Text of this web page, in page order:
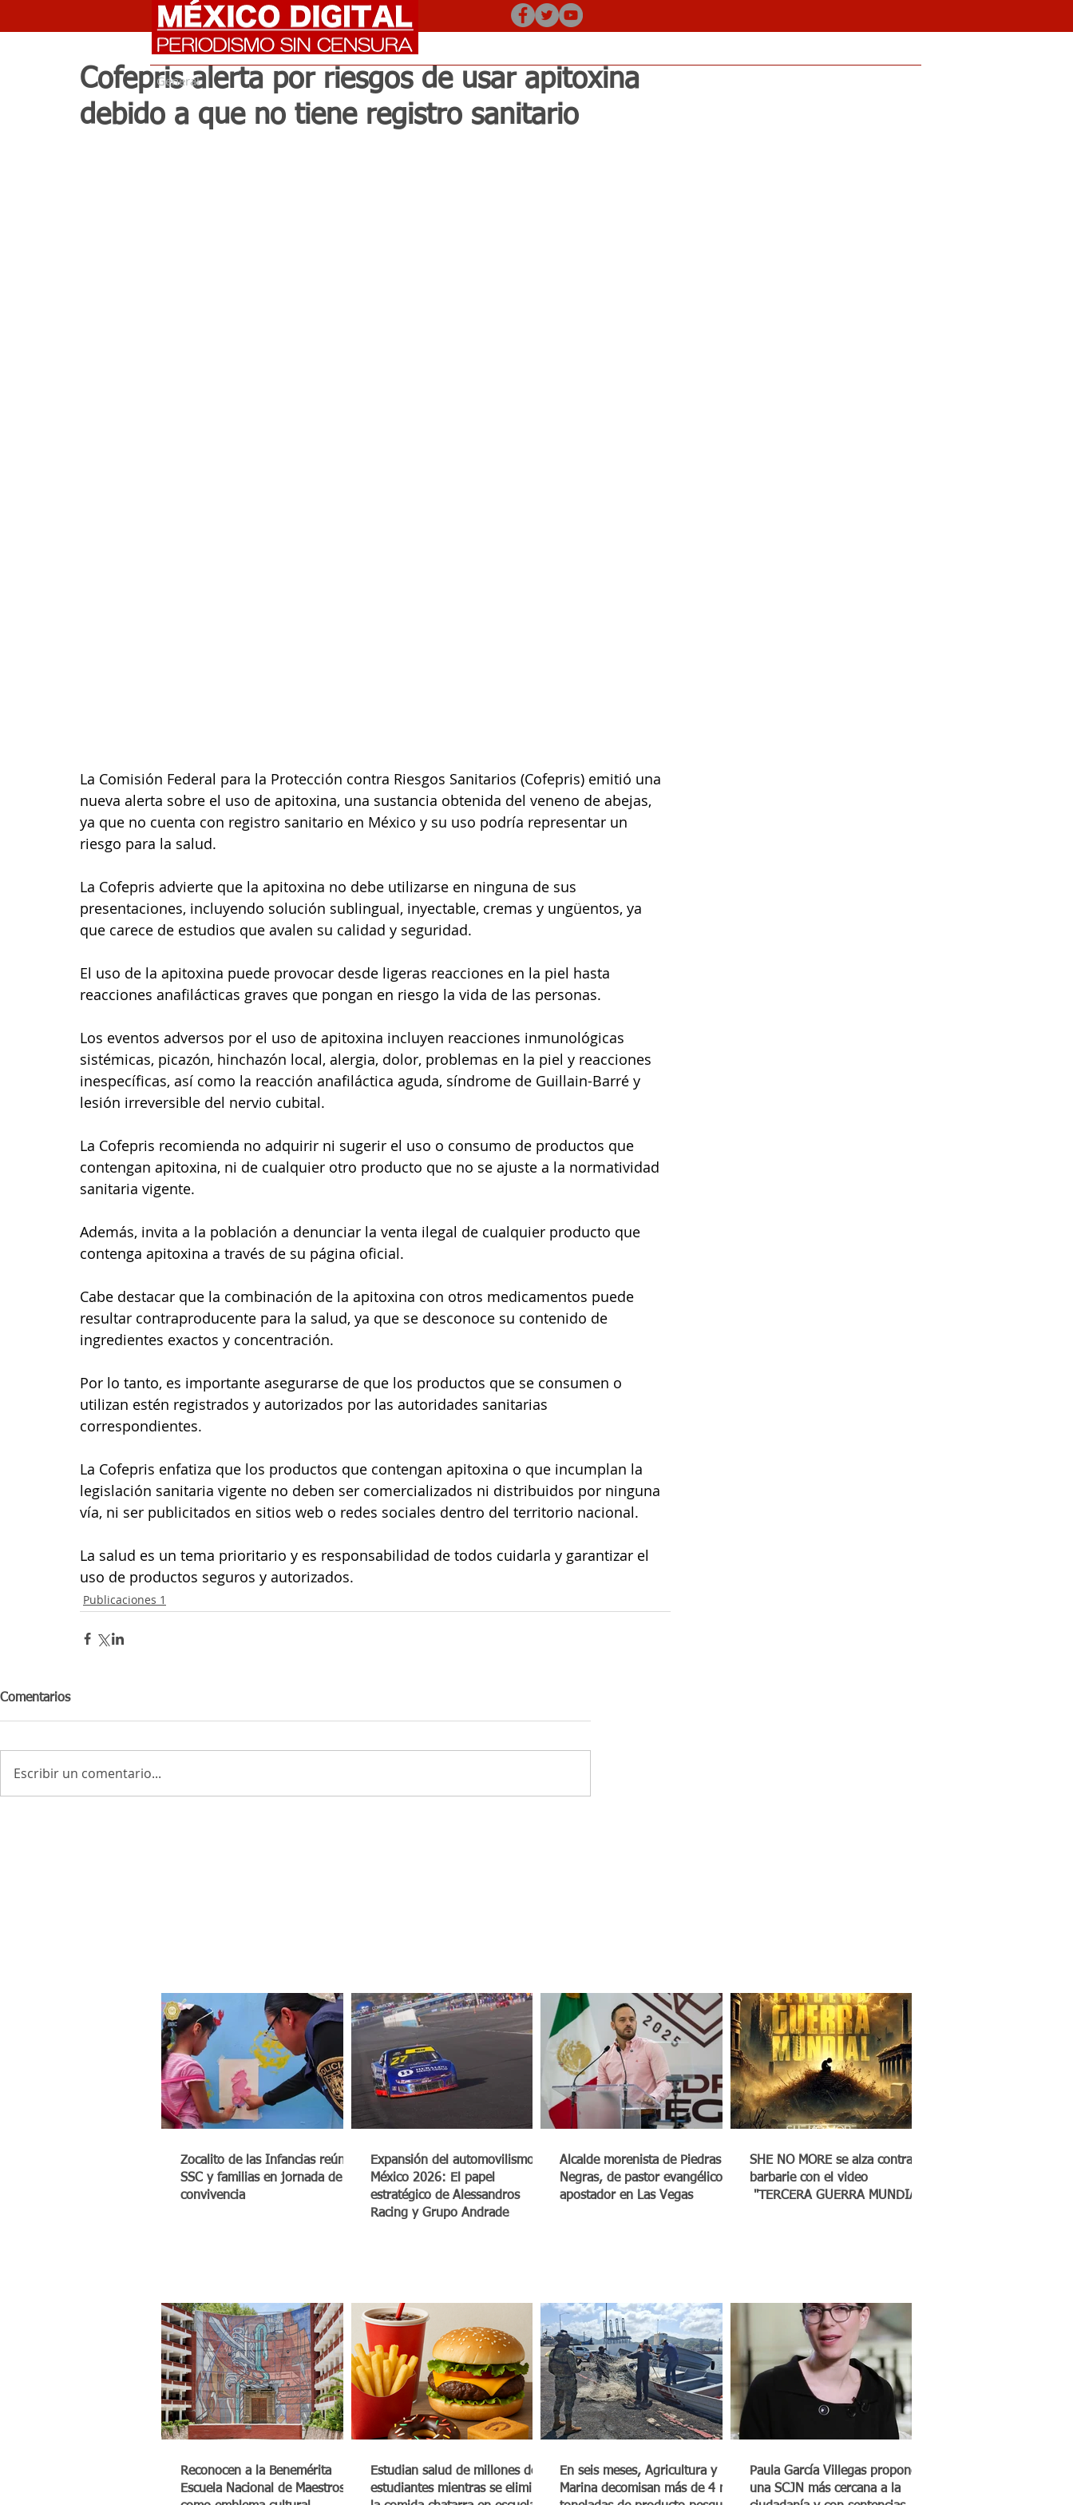
General
Cofepris alerta por riesgos de usar apitoxina
debido a que no tiene registro sanitario
La Comisión Federal para la Protección contra Riesgos Sanitarios (Cofepris) emitió una
nueva alerta sobre el uso de apitoxina, una sustancia obtenida del veneno de abejas,
ya que no cuenta con registro sanitario en México y su uso podría representar un
riesgo para la salud.
La Cofepris advierte que la apitoxina no debe utilizarse en ninguna de sus
presentaciones, incluyendo solución sublingual, inyectable, cremas y ungüentos, ya
que carece de estudios que avalen su calidad y seguridad.
El uso de la apitoxina puede provocar desde ligeras reacciones en la piel hasta
reacciones anafilácticas graves que pongan en riesgo la vida de las personas.
Los eventos adversos por el uso de apitoxina incluyen reacciones inmunológicas
sistémicas, picazón, hinchazón local, alergia, dolor, problemas en la piel y reacciones
inespecíficas, así como la reacción anafiláctica aguda, síndrome de Guillain-Barré y
lesión irreversible del nervio cubital.
La Cofepris recomienda no adquirir ni sugerir el uso o consumo de productos que
contengan apitoxina, ni de cualquier otro producto que no se ajuste a la normatividad
sanitaria vigente.
Además, invita a la población a denunciar la venta ilegal de cualquier producto que
contenga apitoxina a través de su página oficial.
Cabe destacar que la combinación de la apitoxina con otros medicamentos puede
resultar contraproducente para la salud, ya que se desconoce su contenido de
ingredientes exactos y concentración.
Por lo tanto, es importante asegurarse de que los productos que se consumen o
utilizan estén registrados y autorizados por las autoridades sanitarias
correspondientes.
La Cofepris enfatiza que los productos que contengan apitoxina o que incumplan la
legislación sanitaria vigente no deben ser comercializados ni distribuidos por ninguna
vía, ni ser publicitados en sitios web o redes sociales dentro del territorio nacional.
La salud es un tema prioritario y es responsabilidad de todos cuidarla y garantizar el
uso de productos seguros y autorizados.
Publicaciones 1
Comentarios
Escribir un comentario...
Zocalito de las Infancias reúne a
SSC y familias en jornada de
convivencia
Expansión del automovilismo en
México 2026: El papel
estratégico de Alessandros
Racing y Grupo Andrade
Alcalde morenista de Piedras
Negras, de pastor evangélico a
apostador en Las Vegas
SHE NO MORE se alza contra la
barbarie con el video
"TERCERA GUERRA MUNDIAL"
Reconocen a la Benemérita
Escuela Nacional de Maestros
Estudian salud de millones de
estudiantes mientras se elimina
En seis meses, Agricultura y
Marina decomisan más de 4 mil
Paula García Villegas propone
una SCJN más cercana a la